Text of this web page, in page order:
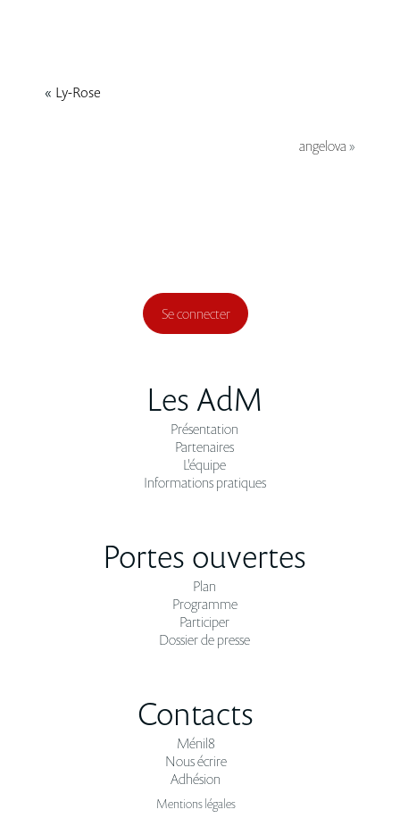
« Ly-Rose
angelova»
Se connecter
Les AdM
Présentation
Partenaires
L'équipe
Informations pratiques
Portes ouvertes
Plan
Programme
Participer
Dossier de presse
Contacts
Ménil8
Nous écrire
Adhésion
Mentions légales